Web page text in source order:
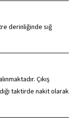
derinliğinde sığ
Çıkış
taktirde nakit olarak